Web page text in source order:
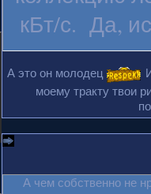
кБт/с. Да,
А это он молодец
моему тракту твои
А чем собственно не